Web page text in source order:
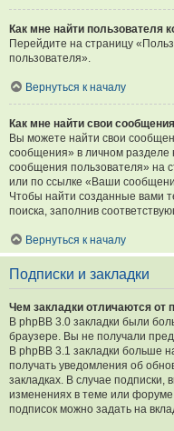
Как мне найти пользователя
Перейдите на страницу
пользователя».
Вернуться к началу
Как мне найти свои
Вы можете найти свои
сообщения» в личном разделе
сообщения пользователя» на
или по ссылке «Ваши
Чтобы найти созданные вами
поиска, заполнив
Вернуться к началу
Подписки и закладки
Чем закладки отличаются от
В phpBB 3.0 закладки были
браузере. Вы не получали
В phpBB 3.1 закладки больше
получать уведомления об
закладках. В случае подписки,
изменениях в теме или
подписок можно задать на